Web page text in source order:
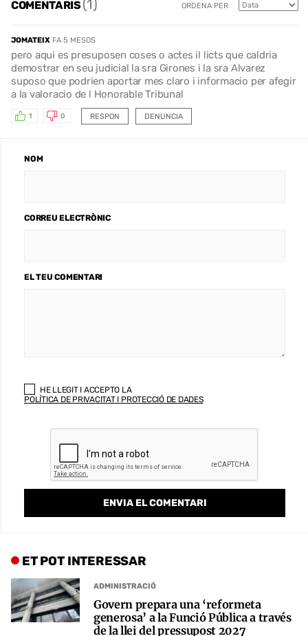
COMENTARIS(1) ORDENA PER
JOMATEIX FA 5 MESOS
pero aqui es presuposen coses o actes il licts que caldria
demostrar en seu judicial la sra Girones i la sra Alvarez
suposo que podrien aportar mes claro i informacio per afegir
a la valoracio de l Honorable Tribunal
RESPON
1 0 DENUNCIA
NOM
CORREU ELECTRÒNIC
EL TEU COMENTARI
HE LLEGIT I ACCEPTO LA
POLÍTICA DE PRIVACITAT I PROTECCIÓ DE DADES
ET POT INTERESSAR
ADMINISTRACIÓ
Govern prepara una ‘reformeta
generosa’ a la Funció Pública a través
de la llei del pressupost 2027